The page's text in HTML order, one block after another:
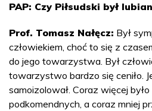
PAP: Czy Piłsudski był
Prof. Tomasz Nałęcz: Był
człowiekiem, choć to się z
do jego towarzystwa. Był
towarzystwo bardzo się ceniło.
samoizolował. Coraz więcej
podkomendnych, a coraz mniej